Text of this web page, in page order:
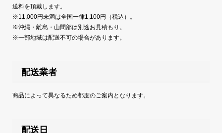
送料を頂戴します。
※11,000円未満は全国一律1,100円（税込）。
※沖縄・離島・山間部は別途お見積もり。
※一部地域は配送不可の場合があります。
配送業者
商品によって異なるため都度のご案内となります。
配送日